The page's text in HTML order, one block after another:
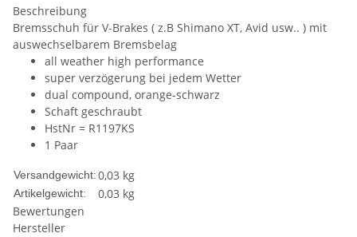
Beschreibung
Bremsschuh für V-Brakes ( z.B Shimano XT, Avid usw.. ) mit
auswechselbarem Bremsbelag
all weather high performance
super verzögerung bei jedem Wetter
dual compound, orange-schwarz
Schaft geschraubt
HstNr = R1197KS
1 Paar
Versandgewicht:0,03 kg
Artikelgewicht: 0,03 kg
Bewertungen
Hersteller